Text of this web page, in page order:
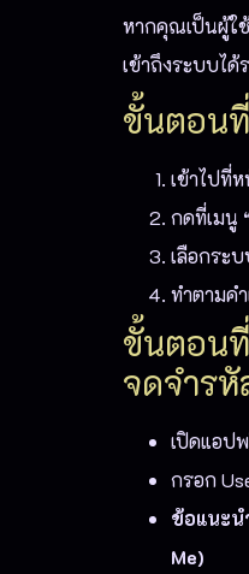
หากคุณเป็นผู้ใ
เข้าถึงระบบไ
ขั้นตอน
เข้าไปที่
กดที่เมนู
เลือกระ
ทำตามค
ขั้นตอน
จดจำรหั
เปิดแอป
กรอก
ข้อแนะน
Me)